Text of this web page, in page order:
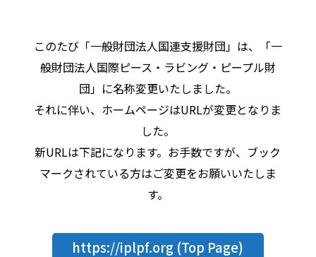
このたび「一般財団法人国連支援財団」は、「一
般財団法人国際ピース・ラビング・ピープル財
団」に名称変更いたしました。
それに伴い、ホームページはURLが変更となりま
した。
新URLは下記になります。お手数ですが、ブック
マークされている方はご変更をお願いいたしま
す。
https://iplpf.org (Top Page)